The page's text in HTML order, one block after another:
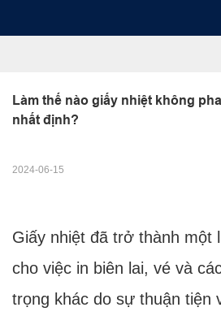
Làm thế nào giấy nhiệt không
nhất định?
2024-06-15
Giấy nhiệt đã trở thành một
cho việc in biên lai, vé và
trọng khác do sự thuận tiện